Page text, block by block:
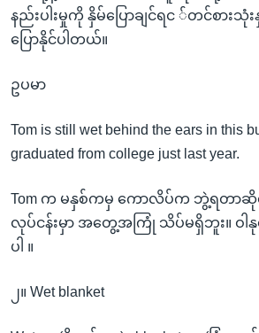
နည်းပါးမှုကို နှိမ်ပြောချင်ရင ်တင်စာ
ပြောနိုင်ပါတယ်။
ဥပမာ
Tom is still wet behind the ears in this
graduated from college just last year.
Tom က မနှစ်ကမှ ကောလိပ်က ဘွဲ့ရတာဆိုတ
လုပ်ငန်းမှာ အတွေ့အကြုံ သိပ်မရှိဘူး။ ဝ
ပါ ။
၂။ Wet blanket